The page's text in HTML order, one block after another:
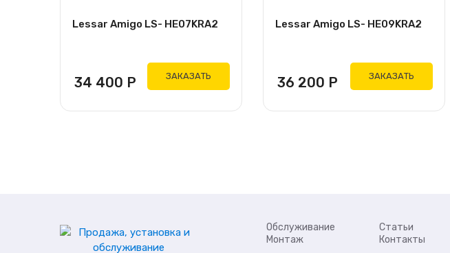
Lessar Amigo LS- HE07KRA2
34 400 Р ЗАКАЗАТЬ
Lessar Amigo LS- HE09KRA2
36 200 Р ЗАКАЗАТЬ
Обслуживание
Монтаж
Статьи
Контакты